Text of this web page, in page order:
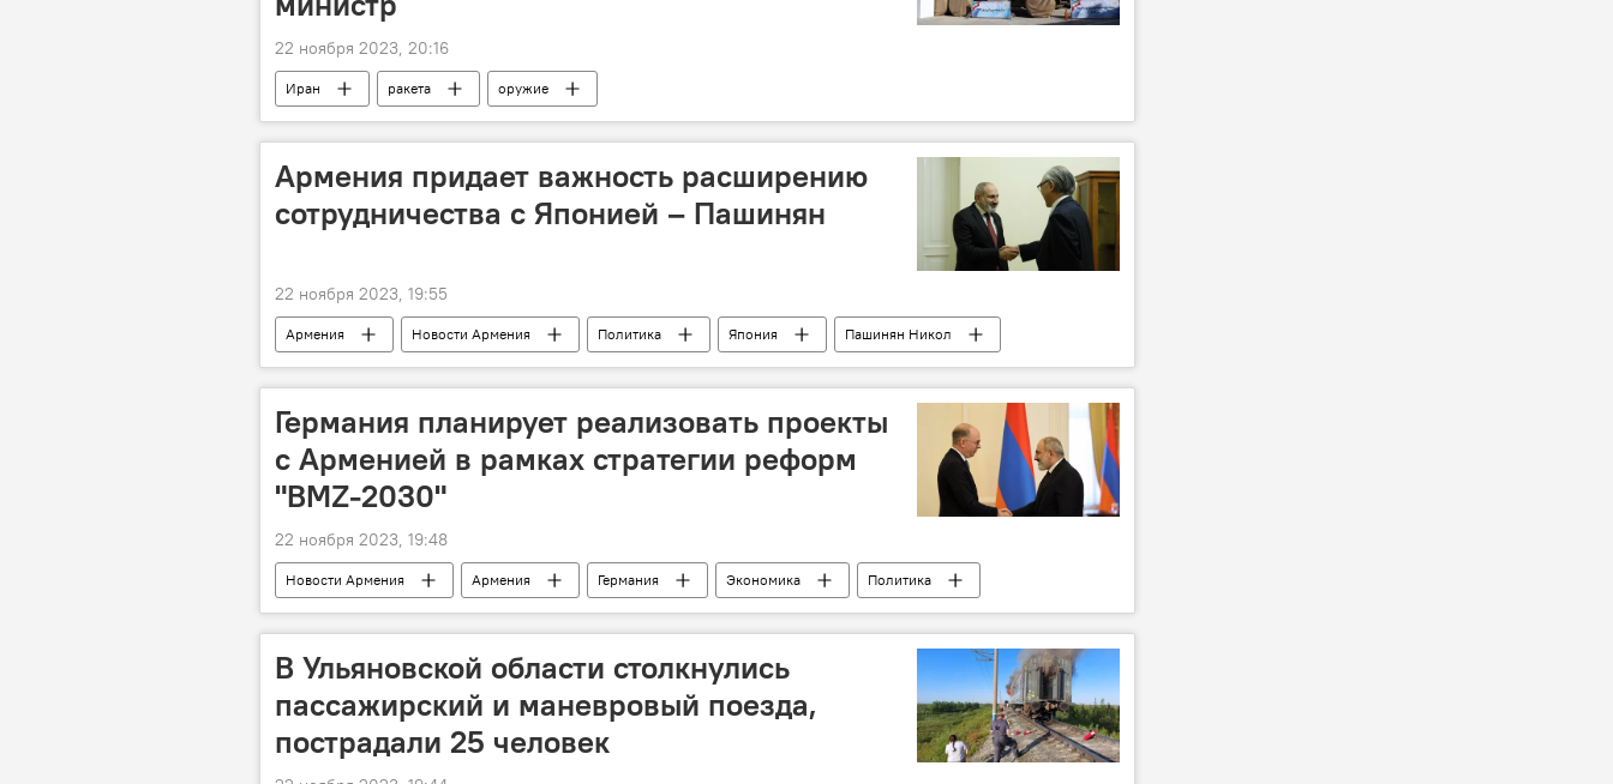
22 ноября 2023, 20:16
Иран ракета оружие
Армения придает важность расширению
сотрудничества с Японией – Пашинян
22 ноября 2023, 19:55
Армения Новости Армения Политика Япония
Пашинян Никол
расширение
сотрудничество
Германия планирует реализовать проекты
с Арменией в рамках стратегии реформ
"BMZ-2030"
22 ноября 2023, 19:48
Новости Армения Армения Германия Экономика Политика
В Ульяновской области столкнулись
пассажирский и маневровый поезда,
пострадали 25 человек